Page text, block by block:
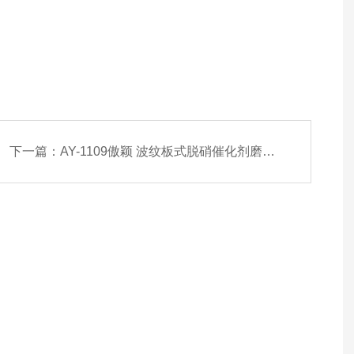
下一篇： AY-1109傲颖 波纹板式脱硝催化剂磨损率测试仪